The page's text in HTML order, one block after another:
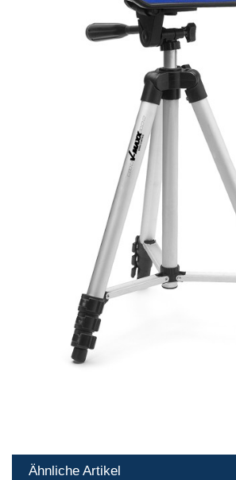
Ähnliche Artikel